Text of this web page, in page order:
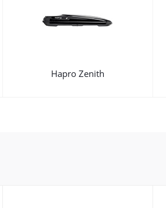
Hapro Zenith